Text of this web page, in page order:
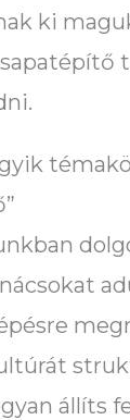
ki
állíts